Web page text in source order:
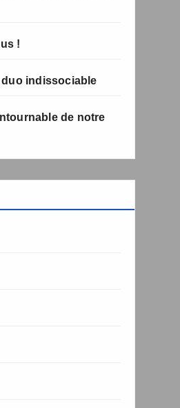
!
duo indissociable
de notre